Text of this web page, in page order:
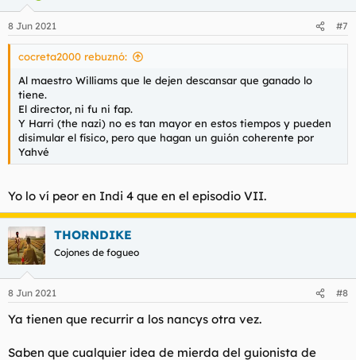
e
s
8 Jun 2021 #7
cocreta2000 rebuznó:
Al maestro Williams que le dejen descansar que ganado lo
tiene.
El director, ni fu ni fap.
Y Harri (the nazi) no es tan mayor en estos tiempos y pueden
disimular el físico, pero que hagan un guión coherente por
Yahvé
Yo lo ví peor en Indi 4 que en el episodio VII.
THORNDIKE
Cojones de fogueo
8 Jun 2021 #8
Ya tienen que recurrir a los nancys otra vez.
Saben que cualquier idea de mierda del guionista de